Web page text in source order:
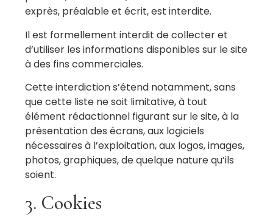
exprès, préalable et écrit, est interdite.
Il est formellement interdit de collecter et
d’utiliser les informations disponibles sur le site
à des fins commerciales.
Cette interdiction s’étend notamment, sans
que cette liste ne soit limitative, à tout
élément rédactionnel figurant sur le site, à la
présentation des écrans, aux logiciels
nécessaires à l’exploitation, aux logos, images,
photos, graphiques, de quelque nature qu’ils
soient.
3. Cookies